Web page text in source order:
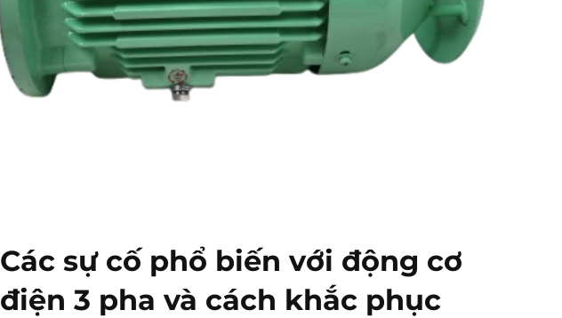
Các sự cố phổ biến với động cơ
điện 3 pha và cách khắc phục